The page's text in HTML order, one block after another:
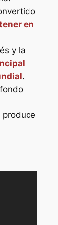
en
y la
.
produce